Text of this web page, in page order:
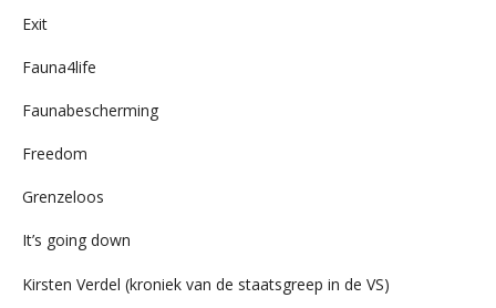
Exit
Fauna4life
Faunabescherming
Freedom
Grenzeloos
It’s going down
Kirsten Verdel (kroniek van de staatsgreep in de VS)